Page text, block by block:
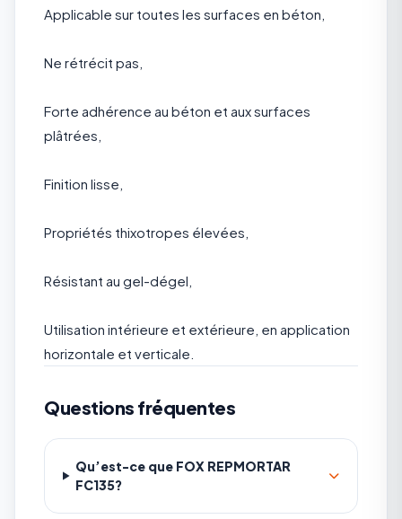
Applicable sur toutes les surfaces en béton,
Ne rétrécit pas,
Forte adhérence au béton et aux surfaces
plâtrées,
Finition lisse,
Propriétés thixotropes élevées,
Résistant au gel-dégel,
Utilisation intérieure et extérieure, en application
horizontale et verticale.
Questions fréquentes
Qu’est-ce que FOX REPMORTAR
FC135?